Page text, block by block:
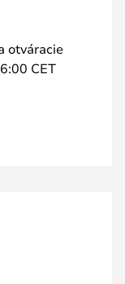
otváracie
CET